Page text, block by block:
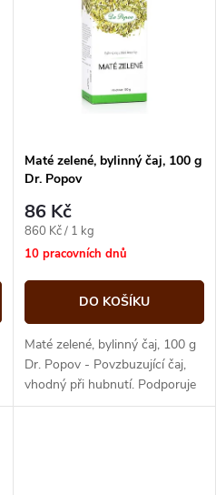
Maté zelené, bylinný čaj, 100 g
Dr. Popov
86 Kč
Měrná
cena:
860 Kč / 1 kg
10 pracovních dnů
DO KOŠÍKU
Maté zelené, bylinný čaj, 100 g
Dr. Popov - Povzbuzující čaj,
vhodný při hubnutí. Podporuje
zdravé trávení, mírně